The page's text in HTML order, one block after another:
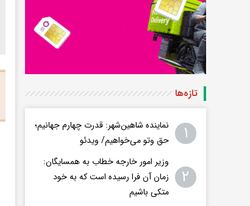
تازه‌ها
۱
نماینده شاهین‌شهر: قدرت چهارم جهانیم؛
حق وتو می‌خواهیم/ ویدئو
۲
وزیر امور خارجه خطاب به همسایگان:
زمان آن فرا رسیده است که به خود
متکی باشیم